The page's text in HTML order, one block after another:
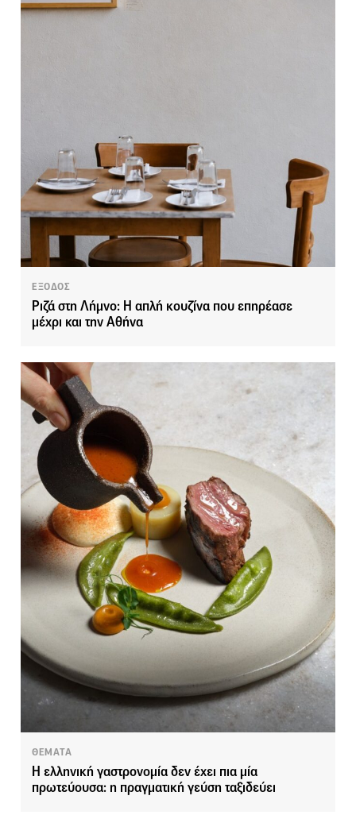
ΕΞΟΔΟΣ
Ριζά στη Λήμνο: Η απλή κουζίνα που επηρέασε
μέχρι και την Αθήνα
ΘΕΜΑΤΑ
Η ελληνική γαστρονομία δεν έχει πια μία
πρωτεύουσα: η πραγματική γεύση ταξιδεύει